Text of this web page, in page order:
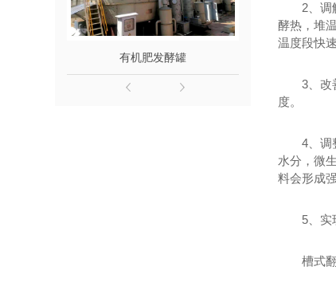
有机肥发酵罐
2、调
酵热，堆
温度段快
3、改
度。
4、调
水分，微
料会形成
5、实
槽式